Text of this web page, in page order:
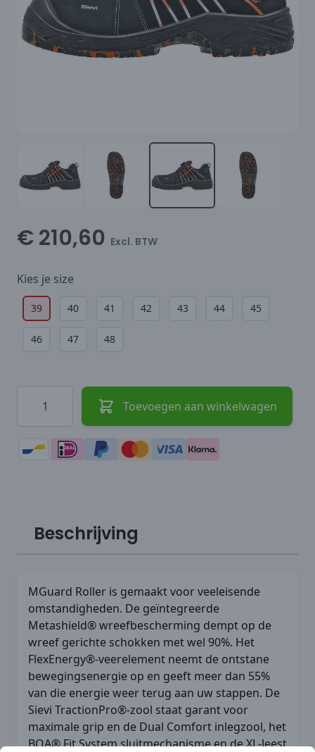
€ 210,60 Excl. BTW
Kies je size
39 40 41 42 43 44 45
46 47 48
Hoeveelheid
Toevoegen aan winkelwagen
Beschrijving
MGuard Roller is gemaakt voor veeleisende
omstandigheden. De geïntegreerde
Metashield® wreefbescherming dempt op de
wreef gerichte schokken met wel 90%. Het
FlexEnergy®-veerelement neemt de ontstane
bewegingsenergie op en geeft meer dan 55%
van die energie weer terug aan uw stappen. De
Sievi TractionPro®-zool staat garant voor
maximale grip en de Dual Comfort inlegzool, het
BOA® Fit System sluitmechanisme en de XL-leest